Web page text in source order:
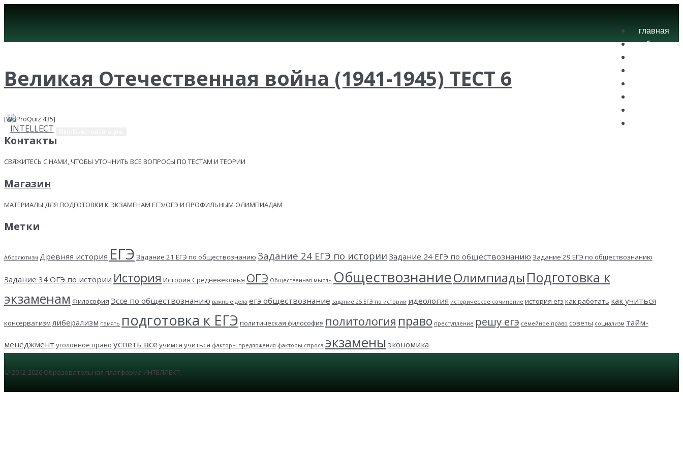
главная
блог
Великая Отечественная война (1941-1945) ТЕСТ 6
[WpProQuiz 435]
Контакты
СВЯЖИТЕСЬ С НАМИ, ЧТОБЫ УТОЧНИТЬ ВСЕ ВОПРОСЫ ПО ТЕСТАМ И ТЕОРИИ
Магазин
МАТЕРИАЛЫ ДЛЯ ПОДГОТОВКИ К ЭКЗАМЕНАМ ЕГЭ/ОГЭ И ПРОФИЛЬНЫМ ОЛИМПИАДАМ
Метки
Абсолютизм Древняя история ЕГЭ Задание 21 ЕГЭ по обществознанию Задание 24 ЕГЭ по истории Задание 24 ЕГЭ по обществознанию Задание 29 ЕГЭ по обществознанию
Задание 34 ОГЭ по истории История История Средневековья ОГЭ Общественная мысль ОбществознаниеОлимпиады Подготовка к
экзаменам Философия Эссе по обществознанию важные дела егэ обществознание задание 25 ЕГЭ по истории идеология историческое сочинение история егэ как работать как учиться
консерватизм либерализм память подготовка к ЕГЭ политическая философия политология право преступление решу егэ семейное право советы социализм тайм-
менеджмент уголовное право успеть все учимся учиться факторы предложения факторы спроса экзамены экономика
© 2012-2026 Образовательная платформа ИНТЕЛЛЕКТ.